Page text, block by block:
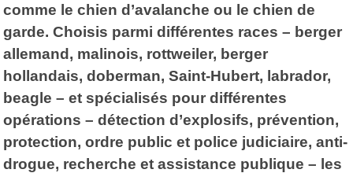
comme le chien d’avalanche ou le chien de
garde. Choisis parmi différentes races – berger
allemand, malinois, rottweiler, berger
hollandais, doberman, Saint-Hubert, labrador,
beagle – et spécialisés pour différentes
opérations – détection d’explosifs, prévention,
protection, ordre public et police judiciaire, anti-
drogue, recherche et assistance publique – les